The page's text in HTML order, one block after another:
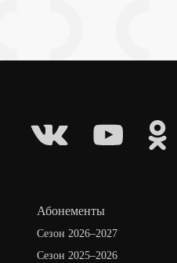
Абонементы
Сезон 2026–2027
Сезон 2025–2026